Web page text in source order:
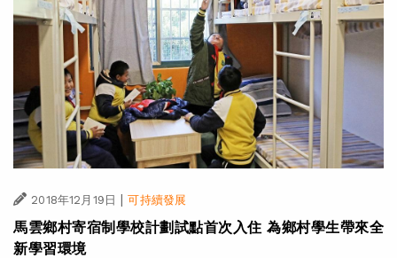
2018年12月19日 | 可持續發展
馬雲鄉村寄宿制學校計劃試點首次入住 為鄉村學生帶來全
新學習環境